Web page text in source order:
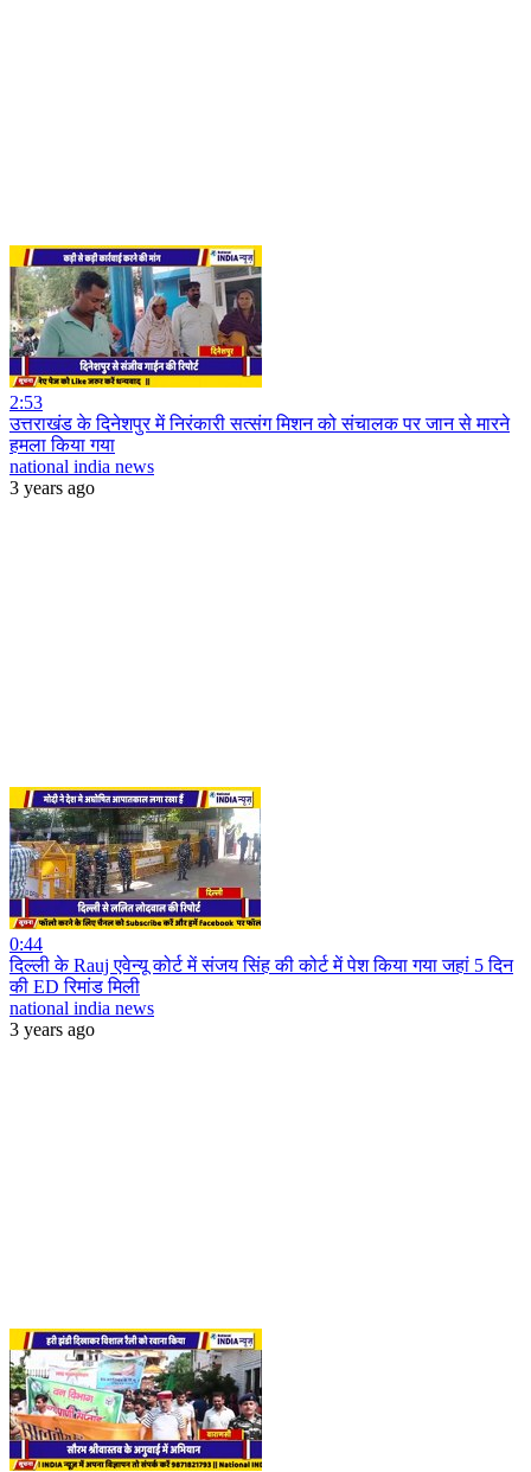
2:53
उत्तराखंड के दिनेशपुर में निरंकारी सत्संग मिशन को संचालक पर जान से मारने
हमला किया गया
national india news
3 years ago
0:44
दिल्ली के Rauj एवेन्यू कोर्ट में संजय सिंह की कोर्ट में पेश किया गया जहां 5 दिन
की ED रिमांड मिली
national india news
3 years ago